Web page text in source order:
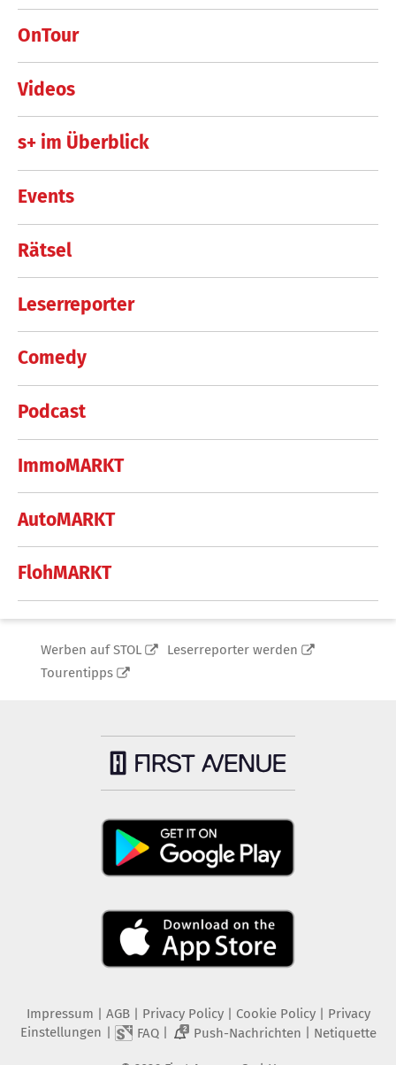
OnTour
Videos
s+ im Überblick
Events
Rätsel
Leserreporter
Comedy
Podcast
ImmoMARKT
AutoMARKT
FlohMARKT
Werben auf STOL
Leserreporter werden
Tourentipps
Impressum | AGB | Privacy Policy| Cookie Policy| Privacy
Einstellungen | FAQ| 2 Push-Nachrichten | Netiquette